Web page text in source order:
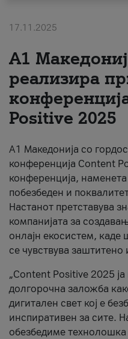
#ПодобарОнлајн
17.11.2025
А1
реализира
Positive 2025
А1 Македонија со
конференција Content
конференција,
побезбеден и
Настанот претставува
компанијата за
онлајн екосистем, каде
се чувствува
„Content Positive 2025
долгорочна заложба
дигитален свет кој е
инспиративен за сите.
обезбедиме технолошка